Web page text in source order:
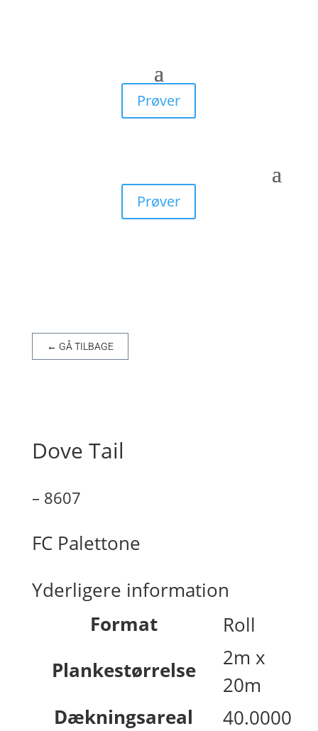
Prøver
Prøver
← GÅ TILBAGE
Dove Tail
– 8607
FC Palettone
Yderligere information
Format
Roll
Plankestørrelse
2m x
20m
Dækningsareal
40.0000